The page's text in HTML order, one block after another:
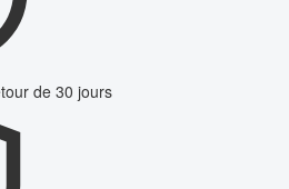
de 30 jours